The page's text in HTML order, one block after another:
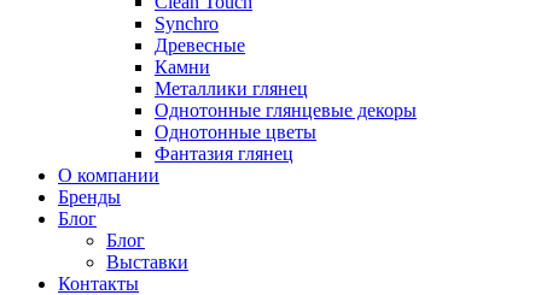
Synchro
Древесные
Камни
Металлики глянец
Однотонные глянцевые декоры
Однотонные цветы
Фантазия глянец
О компании
Бренды
Блог
Блог
Выставки
Контакты